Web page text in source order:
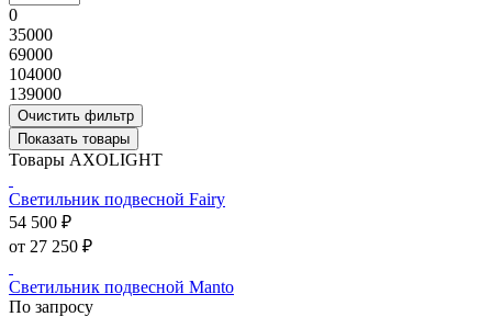
0
35000
69000
104000
139000
Очистить фильтр
Показать товары
Товары AXOLIGHT
Светильник подвесной Fairy
54 500 ₽
от 27 250 ₽
Светильник подвесной Manto
По запросу